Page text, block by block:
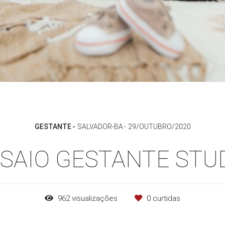
GESTANTE SALVADOR-BA 29/OUTUBRO/2020
GESTANTE
962visualizações 0 curtidas